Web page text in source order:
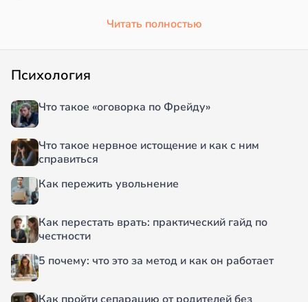
Читать полностью
Психология
Что такое «оговорка по Фрейду»
Что такое нервное истощение и как с ним
справиться
Как пережить увольнение
Как перестать врать: практический гайд по
честности
5 почему: что это за метод и как он работает